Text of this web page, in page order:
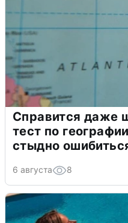
Справится даже
тест по
стыдно
6 августа 8